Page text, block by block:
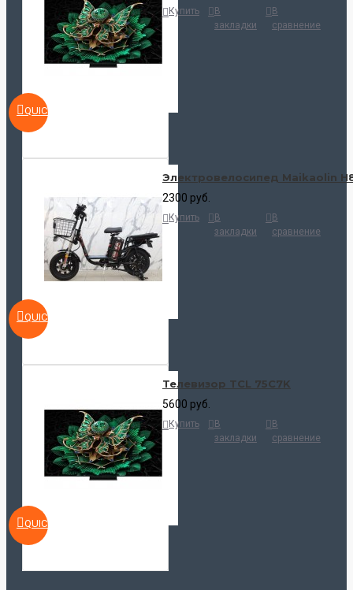
QUICKVIEW
Купить
В
закладки
В
сравнение
QUICKVIEW
Электровелосипед Maikaolin
2300 руб.
Купить
В
закладки
В
сравнение
QUICKVIEW
Телевизор TCL 75C7K
5600 руб.
Купить
В
закладки
В
сравнение